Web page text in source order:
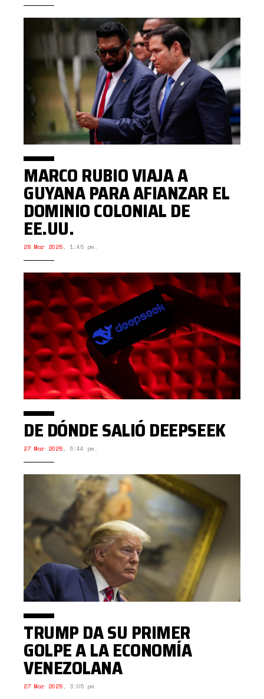
MARCO RUBIO VIAJA A
GUYANA PARA AFIANZAR EL
DOMINIO COLONIAL DE
EE.UU.
28 Mar 2025, 1:45 pm.
DE DÓNDE SALIÓ DEEPSEEK
27 Mar 2025, 5:44 pm.
TRUMP DA SU PRIMER
GOLPE A LA ECONOMÍA
VENEZOLANA
27 Mar 2025, 3:05 pm.